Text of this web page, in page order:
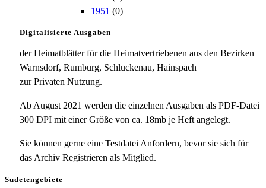
1951 (0)
Digitalisierte Ausgaben
der Heimatblätter für die Heimatvertriebenen aus den Bezirken
Warnsdorf, Rumburg, Schluckenau, Hainspach
zur Privaten Nutzung.
Ab August 2021 werden die einzelnen Ausgaben als PDF-Datei
300 DPI mit einer Größe von ca. 18mb je Heft angelegt.
Sie können gerne eine Testdatei Anfordern, bevor sie sich für
das Archiv Registrieren als Mitglied.
Sudetengebiete